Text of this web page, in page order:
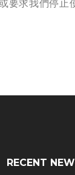
要求我們停
RECENT